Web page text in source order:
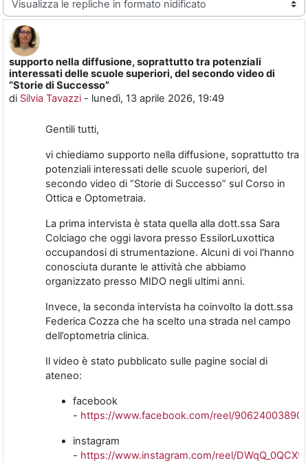
supporto nella diffusione, soprattutto tra potenziali
interessati delle scuole superiori, del secondo video di
“Storie di Successo”
di Silvia Tavazzi - lunedì, 13 aprile 2026, 19:49
Numero di risposte: 0
Gentili tutti,
vi chiediamo supporto nella diffusione, soprattutto tra
potenziali interessati delle scuole superiori, del
secondo video di “Storie di Successo” sul Corso in
Ottica e Optometraia.
La prima intervista è stata quella alla dott.ssa Sara
Colciago che oggi lavora presso EssilorLuxottica
occupandosi di strumentazione. Alcuni di voi l'hanno
conosciuta durante le attività che abbiamo
organizzato presso MIDO negli ultimi anni.
Invece, la seconda intervista ha coinvolto la dott.ssa
Federica Cozza che ha scelto una strada nel campo
dell’optometria clinica.
Il video è stato pubblicato sulle pagine social di
ateneo:
facebook
- https://www.facebook.com/reel/
instagram
- https://www.instagram.com/reel/